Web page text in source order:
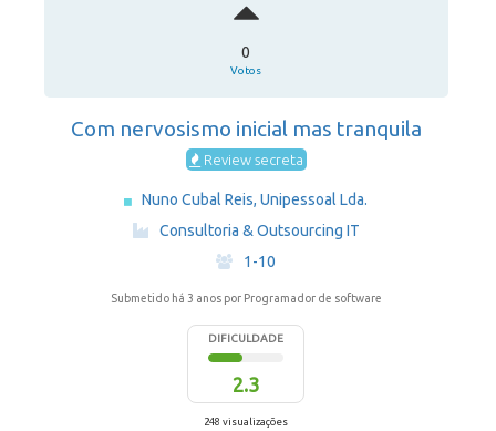
0
Votos
Com nervosismo inicial mas tranquila
Review secreta
Nuno Cubal Reis, Unipessoal Lda.
·
Consultoria & Outsourcing IT
·
1-10
Submetido há 3 anos por Programador de software
DIFICULDADE
2.3
248 visualizações